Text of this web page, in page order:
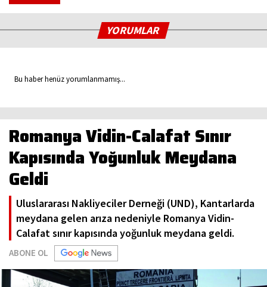
YORUMLAR
Bu haber henüz yorumlanmamış...
Romanya Vidin-Calafat Sınır
Kapısında Yoğunluk Meydana
Geldi
Uluslararası Nakliyeciler Derneği (UND), Kantarlarda
meydana gelen arıza nedeniyle Romanya Vidin-
Calafat sınır kapısında yoğunluk meydana geldi.
ABONE OL